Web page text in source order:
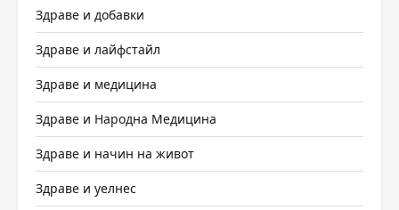
Здраве и добавки
Здраве и лайфстайл
Здраве и медицина
Здраве и Народна Медицина
Здраве и начин на живот
Здраве и уелнес